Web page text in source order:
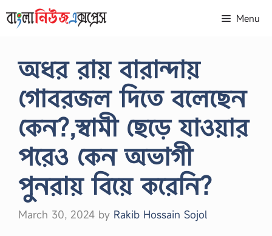
to
Menu
অধর রায় বারান্দায়
গােবরজল দিতে বলেছেন
কেন?,স্বামী ছেড়ে যাওয়ার
পরেও কেন অভাগী
পুনরায় বিয়ে করেনি?
March 30, 2024 by Rakib Hossain Sojol